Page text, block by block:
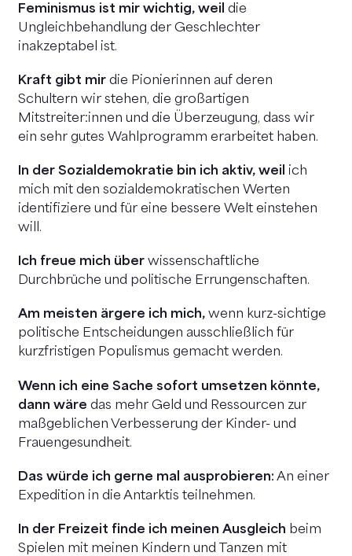
Feminismus ist mir wichtig, weil die
Ungleichbehandlung der Geschlechter
inakzeptabel ist.
Kraft gibt mir die Pionierinnen auf deren
Schultern wir stehen, die großartigen
Mitstreiter:innen und die Überzeugung, dass wir
ein sehr gutes Wahlprogramm erarbeitet haben.
In der Sozialdemokratie bin ich aktiv, weil
ich
mich mit den sozialdemokratischen Werten
identifiziere und für eine bessere Welt einstehen
will.
Ich freue mich über wissenschaftliche
Durchbrüche und politische Errungenschaften.
Am meisten ärgere ich mich, wenn kurz-sichtige
politische Entscheidungen ausschließlich für
kurzfristigen Populismus gemacht werden.
Wenn ich eine Sache sofort umsetzen könnte,
dann wäre das mehr Geld und Ressourcen zur
maßgeblichen Verbesserung der Kinder- und
Frauengesundheit.
Das würde ich gerne mal ausprobieren: An einer
Expedition in die Antarktis teilnehmen.
In der Freizeit finde ich meinen Ausgleich beim
Spielen mit meinen Kindern und Tanzen mit